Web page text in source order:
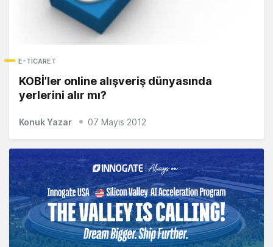
E-TICARET
KOBİ’ler online alışveriş dünyasında
yerlerini alır mı?
Konuk Yazar 07 Mayıs 2012